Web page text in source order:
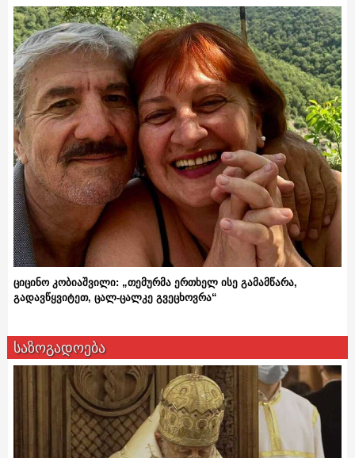
ციცინო კობიაშვილი: „თემურმა ერთხელ ისე გამამწარა,
გადავწყვიტეთ, ცალ-ცალკე გვეცხოვრა“
საზოგადოება